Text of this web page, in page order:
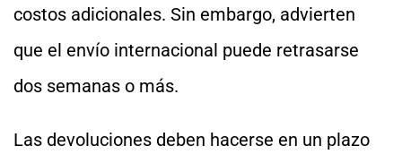
costos adicionales. Sin embargo, advierten
que el envío internacional puede retrasarse
dos semanas o más.
Las devoluciones deben hacerse en un plazo